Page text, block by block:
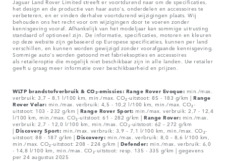
het design en de productie van haar auto's, onderdelen en accessoires te
verbeteren, en er vinden derhalve voortdurend wijzigingen plaats. Wij
behouden ons het recht voor om wijzigingen door te voeren zonder
kennisgeving vooraf. Afhankelijk van het modeljaar kan sommige uitrusting
standaard of optioneel zijn. De informatie, specificaties, motoren en kleuren
op deze website zijn gebaseerd op Europese specificaties, kunnen per land
verschillen, en kunnen worden gewijzigd zonder voorafgaande kennisgeving.
Sommige auto's worden getoond met fabrieksopties en accessoires
als retaileroptie die mogelijk niet beschikbaar zijn in alle landen. Uw retailer
geeft u graag meer informatie over beschikbaarheid en prijzen.
WLTP brandstofverbruik & CO₂-emissies: Range Rover Evoque: min./max.
verbruik: 3,7 – 8,1 l/100 km, min./max. CO₂-uitstoot: 85 - 183 g/km | Range
Rover Velar: min./max. verbruik: 4,5 - 10,2 l/100 km, min./max. CO₂-
uitstoot: 103 - 232 g/km | Range Rover Sport: min./max. verbruik: 2,7 - 12,4
l/100 km, min./max. CO₂-uitstoot: 61 - 282 g/km | Range Rover: min./max.
verbruik: 2,7 - 12,0 l/100 km, min./max. CO₂-uitstoot: 62 – 272 g/km
| Discovery Sport: min./max. verbruik: 3,9 – 7,1 l/100 km, min./max. CO₂-
uitstoot: 88 - 187 g/km | Discovery: min./max. verbruik: 8,0 – 8,6 l/100 km,
min./max. CO₂-uitstoot: 208 - 224 g/km | Defender: min./max. verbruik: 6,0
- 14,8 l/100 km, min./max. CO₂-uitstoot: resp. 135 - 335 g/km | gegevens
per 24 augustus 2025